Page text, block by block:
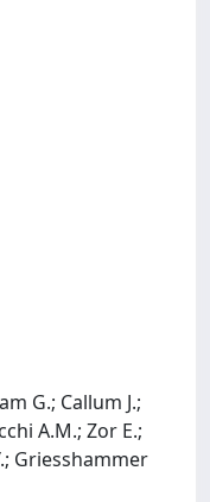
G.; Callum J.;
A.M.; Zor E.;
Griesshammer